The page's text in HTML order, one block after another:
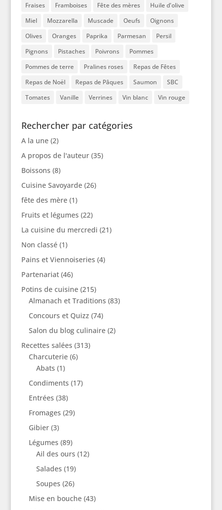
Fraises Framboises Fête des mères
Huile d'olive
Miel
Mozzarella Muscade Oeufs
Oignons
Olives
Oranges Paprika Parmesan
Persil
Pignons
Pistaches Poivrons
Pommes
Pommes de terre
Pralines roses
Repas de Fêtes
Repas de Noël
Repas de Pâques Saumon
SBC
Tomates
Vanille Verrines Vin blanc Vin rouge
Rechercher par catégories
A la une(2)
A propos de l'auteur(35)
Boissons (8)
Cuisine Savoyarde(26)
fête des mère(1)
Fruits et légumes (22)
La cuisine du mercredi (21)
Non classé(1)
Pains et Viennoiseries (4)
Partenariat(46)
Potins de cuisine(215)
Almanach et Traditions (83)
Concours et Quizz (74)
Salon du blog culinaire(2)
Recettes salées (313)
Charcuterie(6)
Abats (1)
Condiments (17)
Entrées (38)
Fromages (29)
Gibier(3)
Légumes (89)
Ail des ours (12)
Salades (19)
Soupes (26)
Mise en bouche(43)